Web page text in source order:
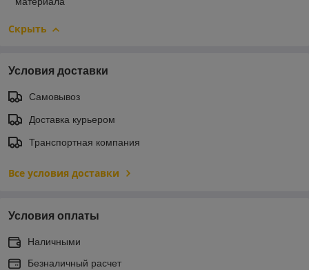
Скрыть
Условия доставки
Самовывоз
Доставка курьером
Транспортная компания
Все условия доставки
Условия оплаты
Наличными
Безналичный расчет